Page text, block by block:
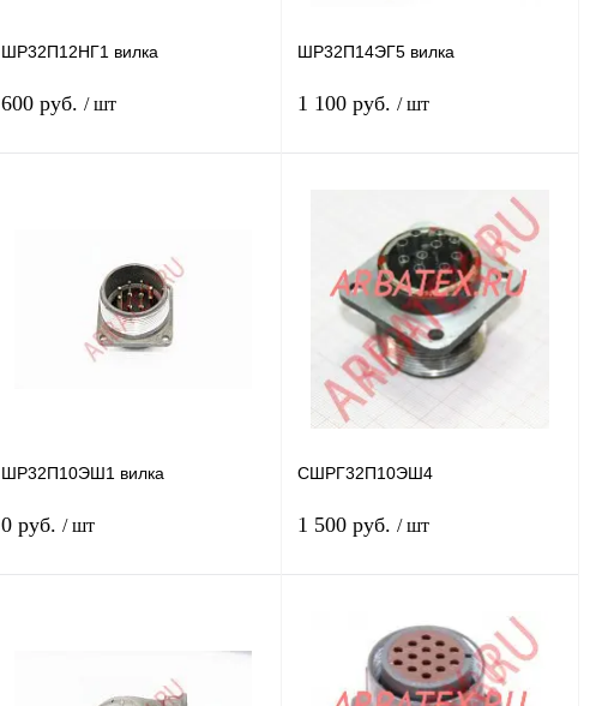
ШР32П12НГ1 вилка
600 руб. / шт
Купить в 1 клик Сравнение
В избранное Под заказ
Год выпуска
ШР32П14ЭГ5 вилка
1 100 руб./ шт
В корзину
Купить в 1 клик Сравнение
В избранное
наличии
ШР32П10ЭШ1 вилка
0 руб. / шт
Сравнение
СШРГ32П10ЭШ4
1 500 руб./ шт
В корзину
Купить в 1 клик Сравнение